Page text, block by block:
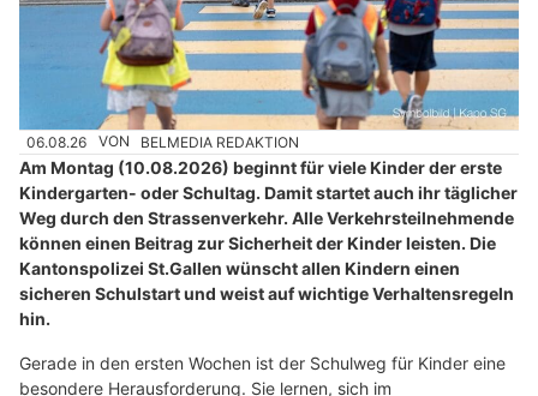
06.08.26 VON BELMEDIA REDAKTION
Am Montag (10.08.2026) beginnt für viele Kinder der erste
Kindergarten- oder Schultag. Damit startet auch ihr täglicher
Weg durch den Strassenverkehr. Alle Verkehrsteilnehmende
können einen Beitrag zur Sicherheit der Kinder leisten. Die
Kantonspolizei St.Gallen wünscht allen Kindern einen
sicheren Schulstart und weist auf wichtige Verhaltensregeln
hin.
Gerade in den ersten Wochen ist der Schulweg für Kinder eine
besondere Herausforderung. Sie lernen, sich im